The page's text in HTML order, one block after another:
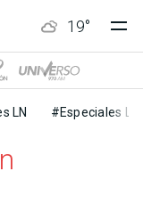
19°
LN #Especiales LN